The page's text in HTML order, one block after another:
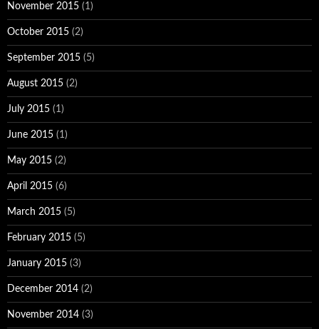
November 2015 (1)
October 2015 (2)
September 2015 (5)
August 2015 (2)
July 2015 (1)
June 2015 (1)
May 2015 (2)
April 2015 (6)
March 2015 (5)
February 2015 (5)
January 2015 (3)
December 2014 (2)
November 2014 (3)